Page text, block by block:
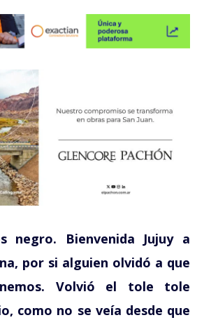
negro. Bienvenida Jujuy a
por si alguien olvidó a que
Volvió el tole tole
como no se veía desde que